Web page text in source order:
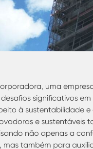
uma
significativos
à sustentabilidade
e sustentáveis
não apenas a
mas também para